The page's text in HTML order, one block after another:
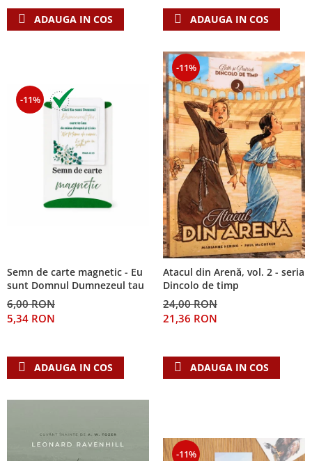
ADAUGA IN COS ADAUGA IN COS
-11%
Semn de carte magnetic - Eu
sunt Domnul Dumnezeul tau
6,00 RON
5,34 RON
ADAUGA IN COS
-11%
Atacul din Arenă, vol. 2 - seria
Dincolo de timp
24,00 RON
21,36 RON
ADAUGA IN COS
-11%